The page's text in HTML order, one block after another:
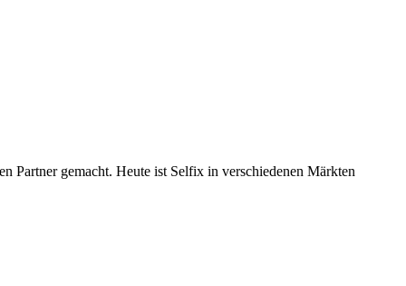
Partner gemacht. Heute ist Selfix in verschiedenen Märkten